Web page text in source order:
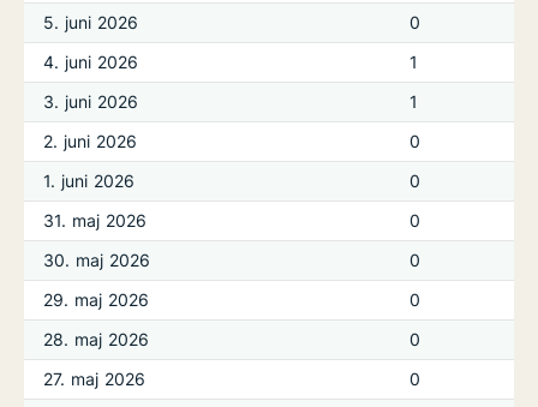
5. juni 2026
0
4. juni 2026
1
3. juni 2026
1
2. juni 2026
0
1. juni 2026
0
31. maj 2026
0
30. maj 2026
0
29. maj 2026
0
28. maj 2026
0
27. maj 2026
0